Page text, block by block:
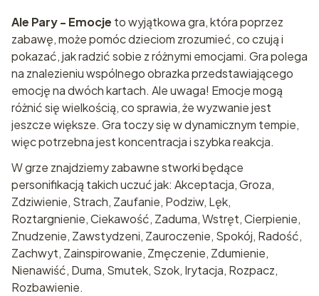
Ale Pary - Emocje to wyjątkowa gra, która poprzez
zabawę, może pomóc dzieciom zrozumieć, co czują i
pokazać, jak radzić sobie z różnymi emocjami. Gra polega
na znalezieniu wspólnego obrazka przedstawiającego
emocję na dwóch kartach. Ale uwaga! Emocje mogą
różnić się wielkością, co sprawia, że wyzwanie jest
jeszcze większe. Gra toczy się w dynamicznym tempie,
więc potrzebna jest koncentracja i szybka reakcja.
W grze znajdziemy zabawne stworki będące
personifikacją takich uczuć jak: Akceptacja, Groza,
Zdziwienie, Strach, Zaufanie, Podziw, Lęk,
Roztargnienie, Ciekawość, Zaduma, Wstręt, Cierpienie,
Znudzenie, Zawstydzeni, Zauroczenie, Spokój, Radość,
Zachwyt, Zainspirowanie, Zmęczenie, Zdumienie,
Nienawiść, Duma, Smutek, Szok, Irytacja, Rozpacz,
Rozbawienie.